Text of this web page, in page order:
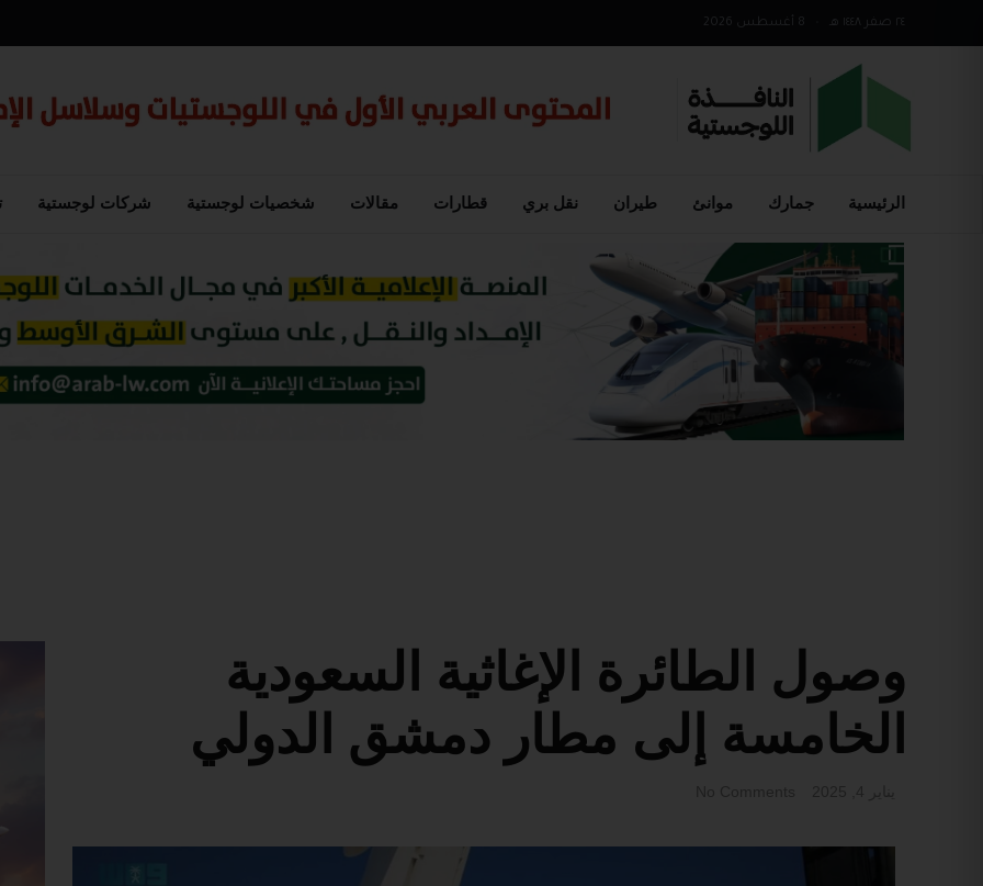
٢٤ صفر ١٤٤٨ هـ 8 أغسطس 2026
الرئيسية جمارك موانئ طيران نقل بري قطارات مقالات شخصيات لوجستية شركات لوجستية
وصول الطائرة الإغاثية السعودية
الخامسة إلى مطار دمشق الدولي